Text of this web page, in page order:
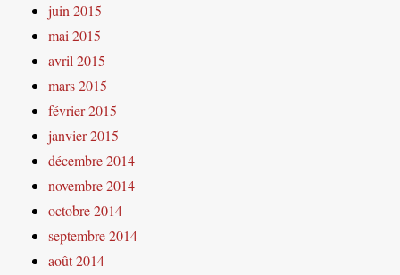
juin 2015
mai 2015
avril 2015
mars 2015
février 2015
janvier 2015
décembre 2014
novembre 2014
octobre 2014
septembre 2014
août 2014